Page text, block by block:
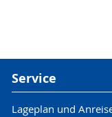
Service
Lageplan und